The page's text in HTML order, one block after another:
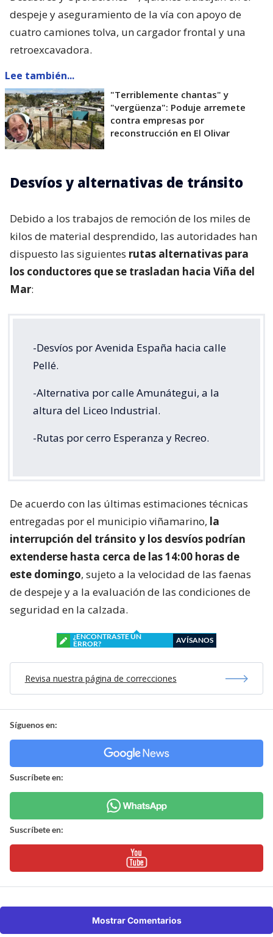
despeje y aseguramiento de la vía con apoyo de
cuatro camiones tolva, un cargador frontal y una
retroexcavadora.
Lee también...
"Terriblemente chantas" y
"vergüenza": Poduje arremete
contra empresas por
reconstrucción en El Olivar
Desvíos y alternativas de tránsito
Debido a los trabajos de remoción de los miles de
kilos de material desprendido, las autoridades han
dispuesto las siguientes rutas alternativas para
los conductores que se trasladan hacia Viña del
Mar:
-Desvíos por Avenida España hacia calle
Pellé.
-Alternativa por calle Amunátegui, a la
altura del Liceo Industrial.
-Rutas por cerro Esperanza y Recreo.
De acuerdo con las últimas estimaciones técnicas
entregadas por el municipio viñamarino, la
interrupción del tránsito y los desvíos podrían
extenderse hasta cerca de las 14:00 horas de
este domingo, sujeto a la velocidad de las faenas
de despeje y a la evaluación de las condiciones de
seguridad en la calzada.
¿ENCONTRASTE UN
ERROR?
AVÍSANOS
Revisa nuestra página de correcciones
Síguenos en:
Suscríbete en:
Suscríbete en:
Mostrar Comentarios